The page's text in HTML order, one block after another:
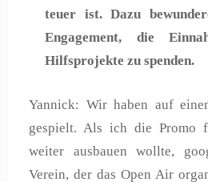
teuer ist. Dazu
Engagement, die
Hilfsprojekte zu spenden.
Yannick: Wir haben auf
gespielt. Als ich die Promo
weiter ausbauen wollte,
Verein, der das Open Air